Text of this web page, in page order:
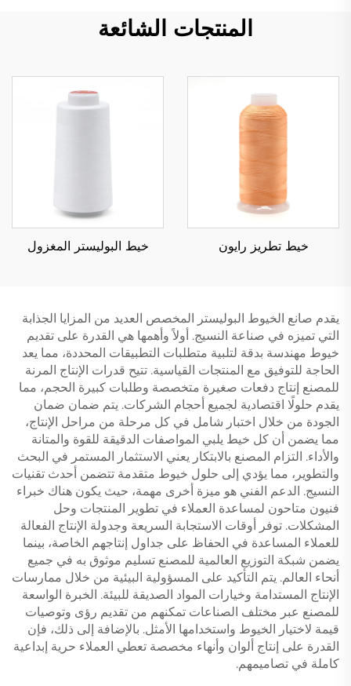
المنتجات الشائعة
خيط تطريز رايون خيط البوليستر المغزول
يقدم صانع الخيوط البوليستر المخصص العديد من المزايا الجذابة
التي تميزه في صناعة النسيج. أولاً وأهمها هي القدرة على تقديم
خيوط مهندسة بدقة لتلبية متطلبات التطبيقات المحددة، مما يعد
الحاجة للتوفيق مع المنتجات القياسية. تتيح قدرات الإنتاج المرنة
للمصنع إنتاج دفعات صغيرة متخصصة وطلبات كبيرة الحجم، مما
يقدم حلولًا اقتصادية لجميع أحجام الشركات. يتم ضمان ضمان
الجودة من خلال اختبار شامل في كل مرحلة من مراحل الإنتاج،
مما يضمن أن كل خيط يلبي المواصفات الدقيقة للقوة والمتانة
والأداء. التزام المصنع بالابتكار يعني الاستثمار المستمر في البحث
والتطوير، مما يؤدي إلى حلول خيوط متقدمة تتضمن أحدث تقنيات
النسيج. الدعم الفني هو ميزة أخرى مهمة، حيث يكون هناك خبراء
فنيون متاحون لمساعدة العملاء في تطوير المنتجات وحل
المشكلات. توفر أوقات الاستجابة السريعة وجدولة الإنتاج الفعالة
للعملاء المساعدة في الحفاظ على جداول إنتاجهم الخاصة، بينما
يضمن شبكة التوزيع العالمية للمصنع تسليم موثوق به في جميع
أنحاء العالم. يتم التأكيد على المسؤولية البيئية من خلال ممارسات
الإنتاج المستدامة وخيارات المواد الصديقة للبيئة. الخبرة الواسعة
للمصنع عبر مختلف الصناعات تمكنهم من تقديم رؤى وتوصيات
قيمة لاختيار الخيوط واستخدامها الأمثل. بالإضافة إلى ذلك، فإن
القدرة على إنتاج ألوان وأنهاء مخصصة تعطي العملاء حرية إبداعية
كاملة في تصاميمهم.